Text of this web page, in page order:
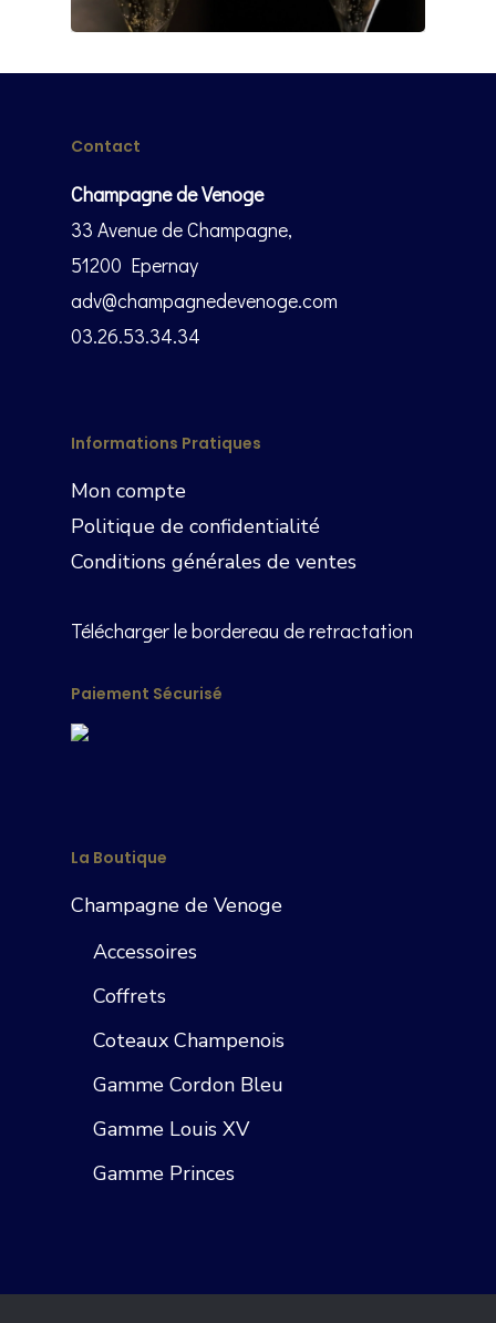
Contact
Champagne de Venoge
33 Avenue de Champagne,
51200 Epernay
adv@champagnedevenoge.com
03.26.53.34.34
Informations Pratiques
Mon compte
Politique de confidentialité
Conditions générales de ventes
Télécharger le bordereau de retractation
Paiement Sécurisé
La Boutique
Champagne de Venoge
Accessoires
Coffrets
Coteaux Champenois
Gamme Cordon Bleu
Gamme Louis XV
Gamme Princes